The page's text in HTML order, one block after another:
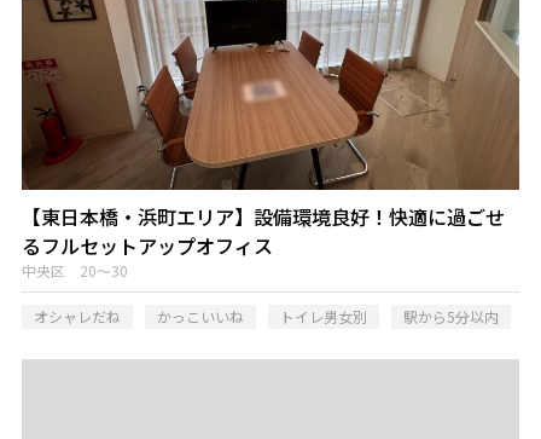
【東日本橋・浜町エリア】設備環境良好！快適に過ごせ
るフルセットアップオフィス
中央区 20～30
オシャレだね かっこいいね トイレ男女別 駅から5分以内